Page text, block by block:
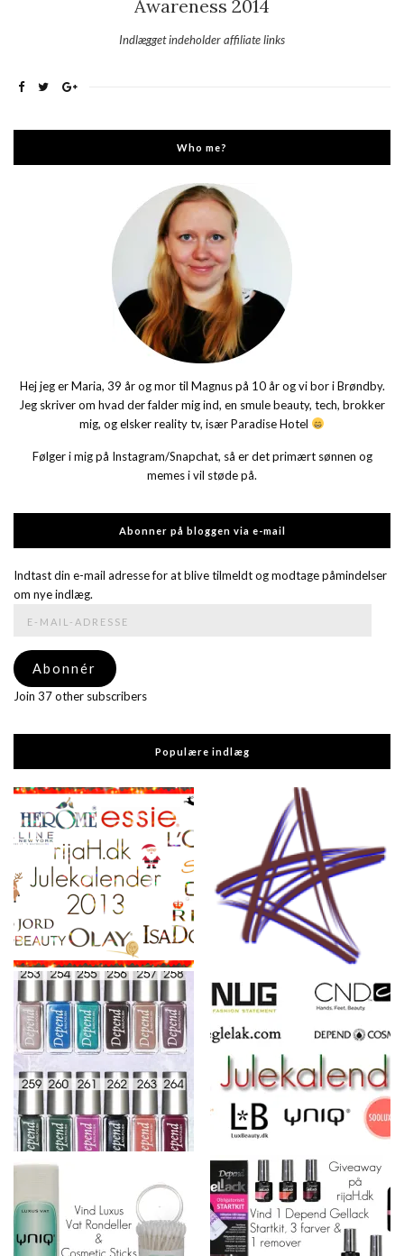
Awareness 2014
Indlægget indeholder affiliate links
Who me?
Hej jeg er Maria, 39 år og mor til Magnus på 10 år og vi bor i Brøndby.
Jeg skriver om hvad der falder mig ind, en smule beauty, tech, brokker
mig, og elsker reality tv, især Paradise Hotel
Følger i mig på Instagram/Snapchat, så er det primært sønnen og
memes i vil støde på.
Abonner på bloggen via e-mail
Indtast din e-mail adresse for at blive tilmeldt og modtage påmindelser
om nye indlæg.
adresse
Abonnér
Join 37 other subscribers
Populære indlæg